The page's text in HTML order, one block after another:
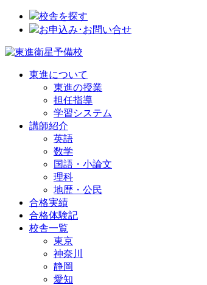
校舎を探す
お申込み･お問い合せ
東進について
東進の授業
担任指導
学習システム
講師紹介
英語
数学
国語・小論文
理科
地歴・公民
合格実績
合格体験記
校舎一覧
東京
神奈川
静岡
愛知